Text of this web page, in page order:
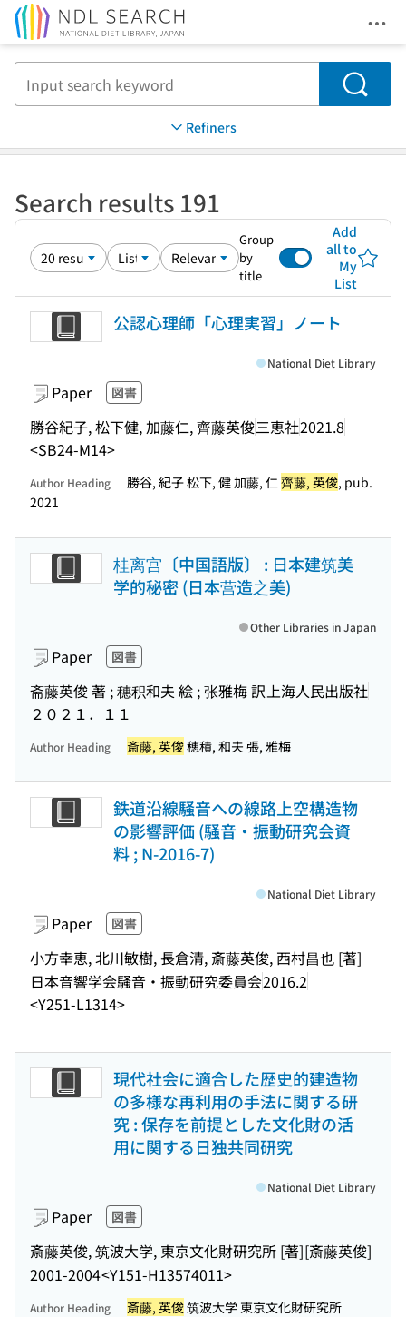
Search
Refiners
Search results 191
Group
by
title
Add
all to
My
List
公認心理師「心理実習」ノート
Paper 図書
勝谷紀子, 松下健, 加藤仁, 齊藤英俊三恵社2021.8
<SB24-M14>
National Diet Library
Author Heading 勝谷, 紀子 松下, 健 加藤, 仁齊藤, 英俊, pub.
2021
桂离宫〔中国語版〕 : 日本建筑美
学的秘密 (日本营造之美)
Paper 図書
斋藤英俊 著 ; 穗积和夫 絵 ; 张雅梅 訳 上海人民出版社
２０２１．１１
Other Libraries in Japan
Author Heading 斎藤, 英俊穂積, 和夫 張, 雅梅
鉄道沿線騒音への線路上空構造物
の影響評価 (騒音・振動研究会資
料 ; N-2016-7)
Paper 図書
小方幸恵, 北川敏樹, 長倉清, 斎藤英俊, 西村昌也 [著]
日本音響学会騒音・振動研究委員会2016.2
<Y251-L1314>
National Diet Library
現代社会に適合した歴史的建造物
の多様な再利用の手法に関する研
究 : 保存を前提とした文化財の活
用に関する日独共同研究
Paper 図書
斎藤英俊, 筑波大学, 東京文化財研究所 [著][斎藤英俊]
2001-2004<Y151-H13574011>
National Diet Library
Author Heading 斎藤, 英俊筑波大学 東京文化財研究所